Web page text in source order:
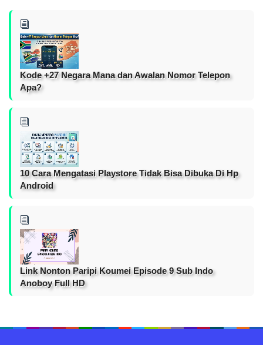
Kode +27 Negara Mana dan Awalan Nomor Telepon
Apa?
10 Cara Mengatasi Playstore Tidak Bisa Dibuka Di Hp
Android
Link Nonton Paripi Koumei Episode 9 Sub Indo
Anoboy Full HD